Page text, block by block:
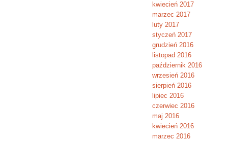
kwiecień 2017
marzec 2017
luty 2017
styczeń 2017
grudzień 2016
listopad 2016
październik 2016
wrzesień 2016
sierpień 2016
lipiec 2016
czerwiec 2016
maj 2016
kwiecień 2016
marzec 2016